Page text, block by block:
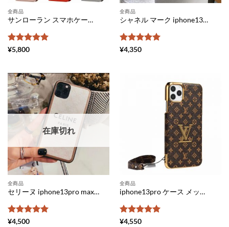
全商品
サンローラン スマホケース 手帳型 全機種対応 安い YSL アンドロイドケース おしゃれ galaxy カバーケース スライド式 Saint Laurent スマホカバー フリーサイズ xperiaケース 人気ブランド
5段階中
¥5,800
全商品
シャネル マーク iphone13ケース パロディiphone12pro max/12pro ケース シンプル かわいい chanel iphone11pro/11 ケース 大人っぽい アイフォンxs/xr 携帯ケース ブランド メンズ シャネル風 iphonexs max tpu カバー 安い
5段階中
¥4,350
在庫切れ
全商品
セリーヌ iphone13pro max/12 ケース 新作 iphone11/11pro ケース ネックストラップ celine iphone xr ケース パロディ トリオンフロゴ アイフォン xs/xs max ケース 芸能人 レオパードプリント iphonese 第二世代ケース 可愛い ブランド
5段階中
¥4,500
全商品
iphone13pro ケース メッキ 加工 ヴィトンパロディ アイフォン13/12/ 11 ケース おしゃれ メンズ ルイヴィトン iphoneXs/Xケース 落下防止 iphone xs max カバー 上品 vuitton スマホケース 人気
5段階中
¥4,550